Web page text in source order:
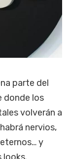
parte del
donde los
volverán a
nervios,
y